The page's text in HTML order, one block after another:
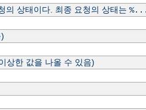
의 상태이다. 최종 요청의 상태는
상한 값을 나올 수 있음)